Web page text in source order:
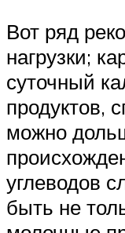
Вот ряд
нагрузки;
суточный
продуктов,
можно
углеводов
быть не